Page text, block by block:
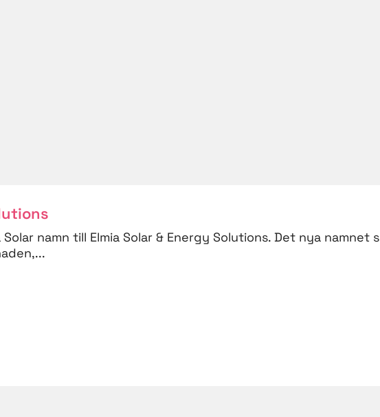
namn till Elmia Solar & Energy Solutions. Det nya namnet